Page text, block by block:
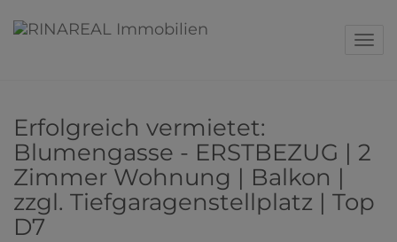
Erfolgreich vermietet:
Blumengasse - ERSTBEZUG | 2
Zimmer Wohnung | Balkon |
zzgl. Tiefgaragenstellplatz | Top
D7